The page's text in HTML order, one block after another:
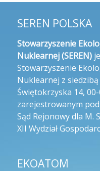
SEREN POLSKA
Stowarzyszenie
Nuklearnej (SEREN)
Stowarzyszenie
Nuklearnej z
Świętokrzyska 14,
zarejestrowanym
Sąd Rejonowy dla M.
XII Wydział
EKOATOM